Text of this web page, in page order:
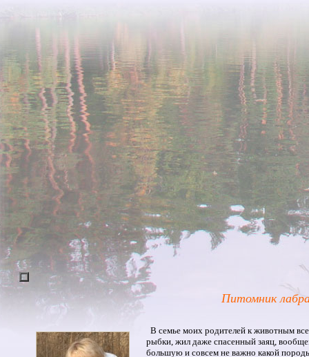
Питомник
В семье моих родителей к животным
рыбки, жил даже спасенный заяц,
большую и совсем не важно какой